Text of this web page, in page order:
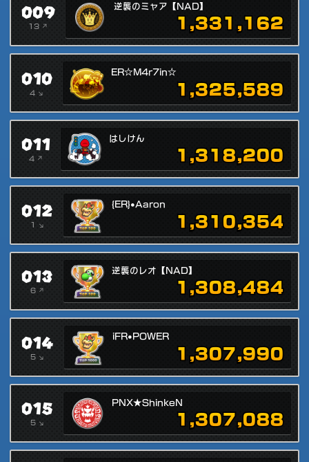
009
13 ↗
逆襲のミャア【NAD】
1,331,162
010
4 ↘
ER☆M4r7in☆
1,325,589
011
4 ↗
はしけん
1,318,200
012
1 ↘
{ER}•Aaron
1,310,354
013
6 ↗
逆襲のレオ【NAD】
1,308,484
014
5 ↘
iFR•POWER
1,307,990
015
5 ↘
PNX★ShinkeN
1,307,088